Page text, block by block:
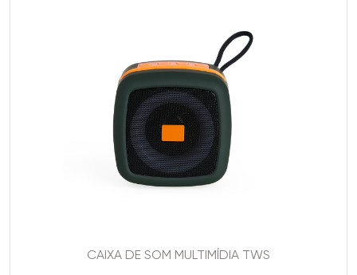
CAIXA DE SOM MULTIMÍDIA TWS